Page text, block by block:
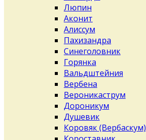
Люпин
Аконит
Алиссум
Пахизандра
Синеголовник
Горянка
Вальдштейния
Вербена
Вероникаструм
Дороникум
Душевик
Коровяк (Вербаскум)